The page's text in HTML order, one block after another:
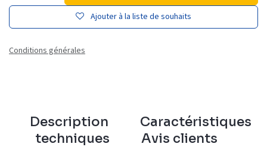
Ajouter à la liste de souhaits
Conditions générales
Description
Caractéristiques
techniques
Avis clients